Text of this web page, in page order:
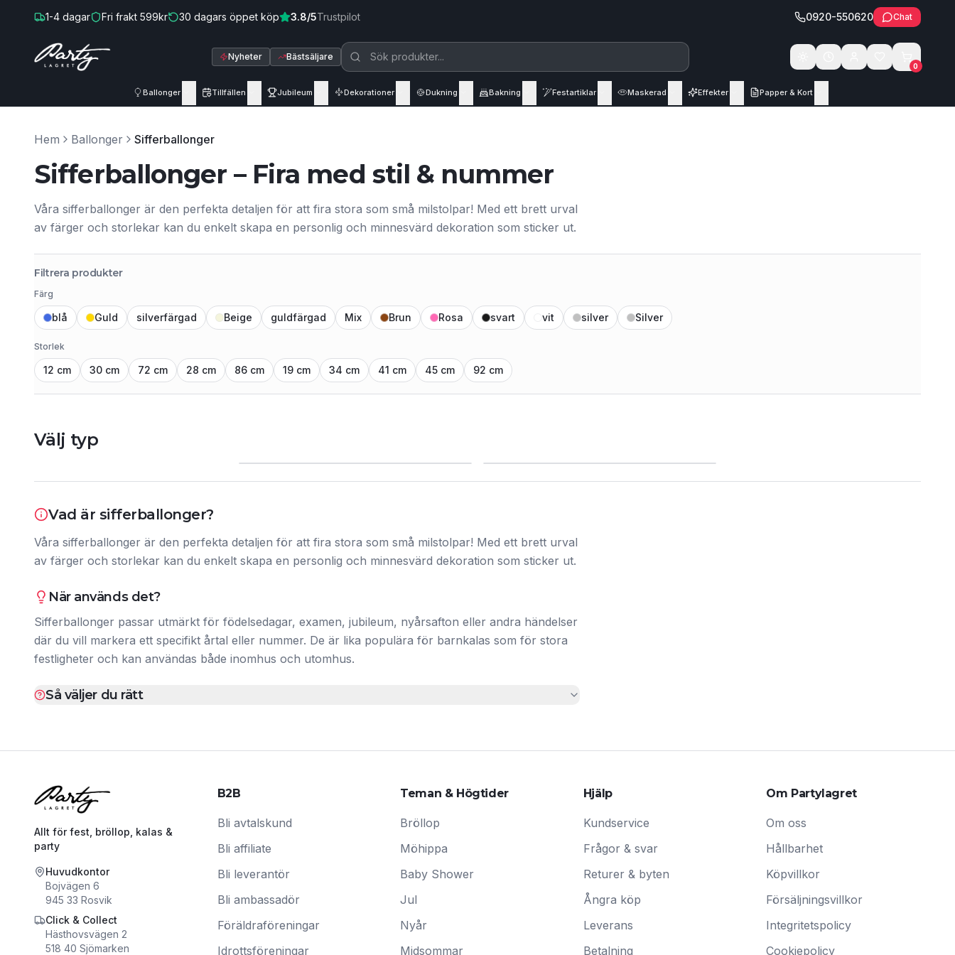
Hoppa till innehåll
1-4 dagar Fri frakt 599kr 30 dagars öppet köp 3.8/5Trustpilot 0920-550620 Chat
Nyheter Bästsäljare Växla tema 0
Ballonger Tillfällen Jubileum Dekorationer Dukning Bakning Festartiklar Maskerad Effekter Papper & Kort
Hem Ballonger Sifferballonger
Sifferballonger – Fira med stil & nummer
Våra sifferballonger är den perfekta detaljen för att fira stora som små milstolpar! Med ett brett urval
av färger och storlekar kan du enkelt skapa en personlig och minnesvärd dekoration som sticker ut.
Filtrera produkter
Färg
blå Guld silverfärgad Beige guldfärgad Mix Brun Rosa svart vit silver Silver
Storlek
12 cm 30 cm 72 cm 28 cm 86 cm 19 cm 34 cm 41 cm 45 cm 92 cm
Välj typ
Vad är sifferballonger?
Våra sifferballonger är den perfekta detaljen för att fira stora som små milstolpar! Med ett brett urval
av färger och storlekar kan du enkelt skapa en personlig och minnesvärd dekoration som sticker ut.
När används det?
Sifferballonger passar utmärkt för födelsedagar, examen, jubileum, nyårsafton eller andra händelser
där du vill markera ett specifikt årtal eller nummer. De är lika populära för barnkalas som för stora
festligheter och kan användas både inomhus och utomhus.
Så väljer du rätt
Allt för fest, bröllop, kalas &
party
Huvudkontor
Bojvägen 6
945 33 Rosvik
Click & Collect
Hästhovsvägen 2
518 40 Sjömarken
B2B
Bli avtalskund
Bli affiliate
Bli leverantör
Bli ambassadör
Föräldraföreningar
Idrottsföreningar
Teman & Högtider
Bröllop
Möhippa
Baby Shower
Jul
Nyår
Midsommar
Hjälp
Kundservice
Frågor & svar
Returer & byten
Ångra köp
Leverans
Betalning
Om Partylagret
Om oss
Hållbarhet
Köpvillkor
Försäljningsvillkor
Integritetspolicy
Cookiepolicy